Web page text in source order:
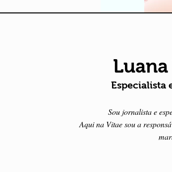
Especialista
Sou jornalista e
Aqui na Vitae sou a